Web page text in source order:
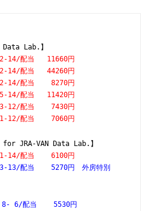
Data Lab.】
　12-14/配当   11660円
　 2-14/配当   44260円
　 2-14/配当    8270円
　 5-14/配当   11420円
　 3-12/配当    7430円
　11-12/配当    7060円
for JRA-VAN Data Lab.】
　 1-14/配当    6100円
3-13/配当    5270円　外房特別
8- 6/配当    5530円